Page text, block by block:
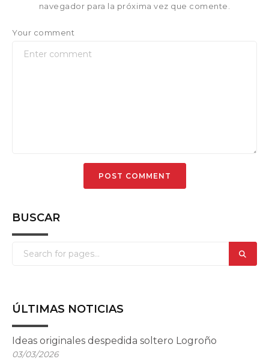
navegador para la próxima vez que comente.
Your comment
BUSCAR
ÚLTIMAS NOTICIAS
Ideas originales despedida soltero Logroño
03/03/2026